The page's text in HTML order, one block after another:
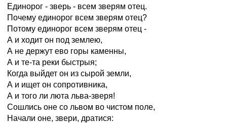
Единорог - зверь - всем зверям отец.
Почему единорог всем зверям отец?
Потому единорог всем зверям отец -
А и ходит он под землею,
А не держут ево горы каменны,
А и те-та реки быстрыя;
Когда выйдет он из сырой земли,
А и ищет он сопротивника,
А и того ли люта льва-зверя!
Сошлись оне со львом во чистом поле,
Начали оне, звери, дратися: